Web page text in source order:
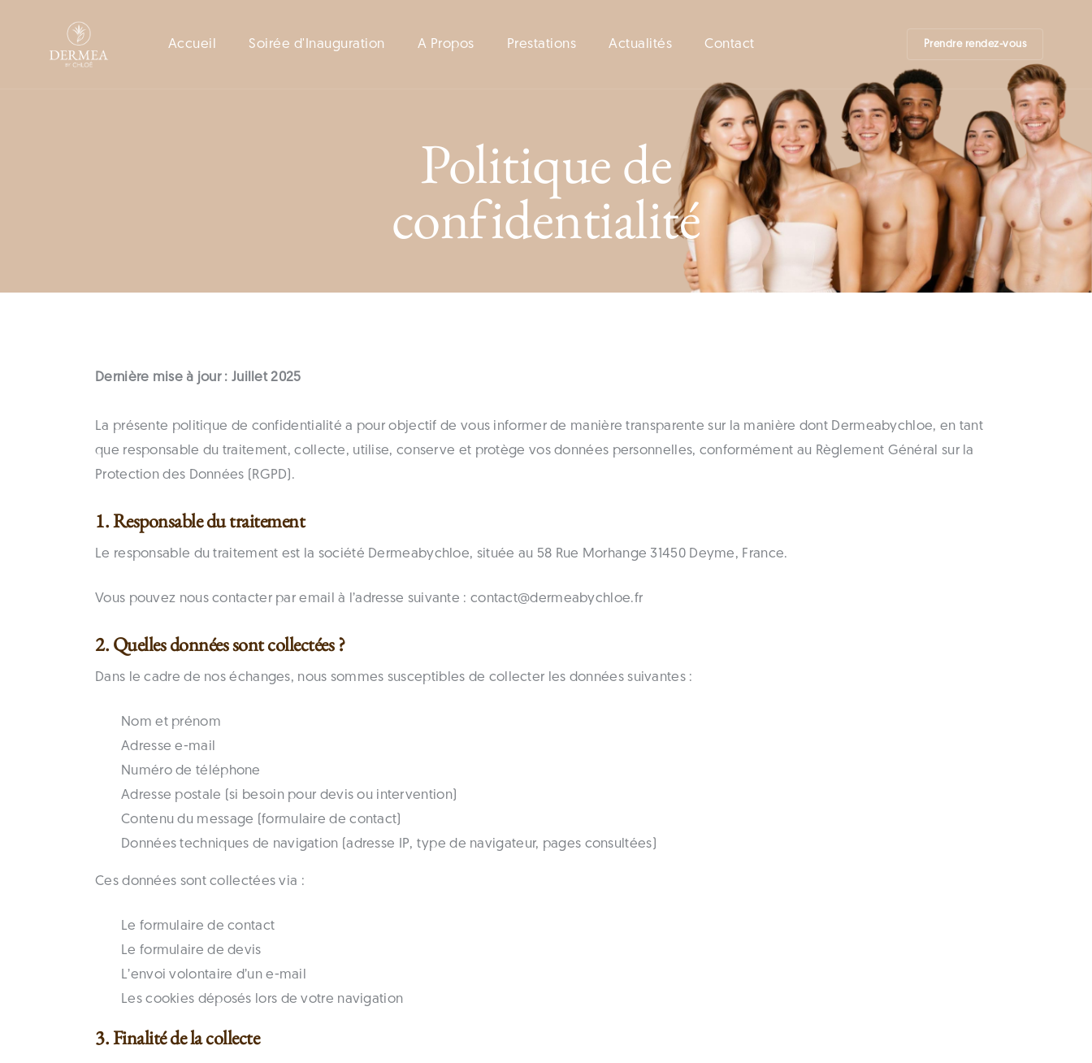
Accueil Soirée d'Inauguration A Propos Prestations Actualités Contact Prendre rendez-vous
Politique de
confidentialité
Dernière mise à jour : Juillet 2025
La présente politique de confidentialité a pour objectif de vous informer de manière transparente sur la manière dont Dermeabychloe, en tant
que responsable du traitement, collecte, utilise, conserve et protège vos données personnelles, conformément au Règlement Général sur la
Protection des Données (RGPD).
1. Responsable du traitement
Le responsable du traitement est la société Dermeabychloe, située au 58 Rue Morhange 31450 Deyme, France.
Vous pouvez nous contacter par email à l’adresse suivante : contact@dermeabychloe.fr
2. Quelles données sont collectées ?
Dans le cadre de nos échanges, nous sommes susceptibles de collecter les données suivantes :
Nom et prénom
Adresse e-mail
Numéro de téléphone
Adresse postale (si besoin pour devis ou intervention)
Contenu du message (formulaire de contact)
Données techniques de navigation (adresse IP, type de navigateur, pages consultées)
Ces données sont collectées via :
Le formulaire de contact
Le formulaire de devis
L’envoi volontaire d’un e-mail
Les cookies déposés lors de votre navigation
3. Finalité de la collecte